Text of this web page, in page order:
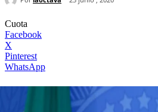
Cuota
Facebook
X
Pinterest
WhatsApp